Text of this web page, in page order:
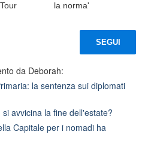
la norma'
SEGUI
da Deborah:
la sentenza sui diplomati
avvicina la fine dell'estate?
Capitale per i nomadi ha